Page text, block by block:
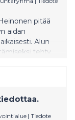
pitää
aidan
Alun
tehty
| Tiedote